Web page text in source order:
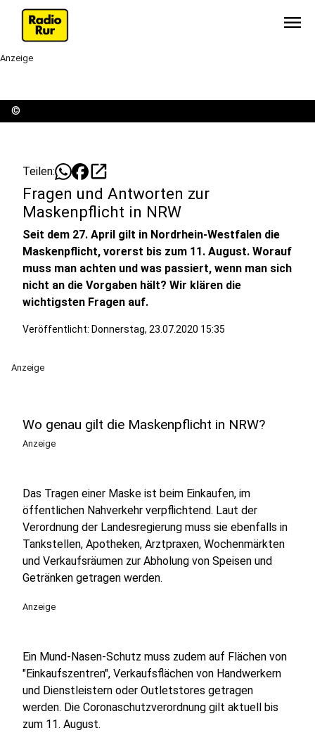
menu
Anzeige
©
Teilen: open_in_new
Fragen und Antworten zur
Maskenpflicht in NRW
Seit dem 27. April gilt in Nordrhein-Westfalen die
Maskenpflicht, vorerst bis zum 11. August. Worauf
muss man achten und was passiert, wenn man sich
nicht an die Vorgaben hält? Wir klären die
wichtigsten Fragen auf.
Veröffentlicht: Donnerstag, 23.07.2020 15:35
Anzeige
Wo genau gilt die Maskenpflicht in NRW?
Anzeige
Das Tragen einer Maske ist beim Einkaufen, im
öffentlichen Nahverkehr verpflichtend. Laut der
Verordnung der Landesregierung muss sie ebenfalls in
Tankstellen, Apotheken, Arztpraxen, Wochenmärkten
und Verkaufsräumen zur Abholung von Speisen und
Getränken getragen werden.
Anzeige
Ein Mund-Nasen-Schutz muss zudem auf Flächen von
"Einkaufszentren", Verkaufsflächen von Handwerkern
und Dienstleistern oder Outletstores getragen
werden. Die Coronaschutzverordnung gilt aktuell bis
zum 11. August.